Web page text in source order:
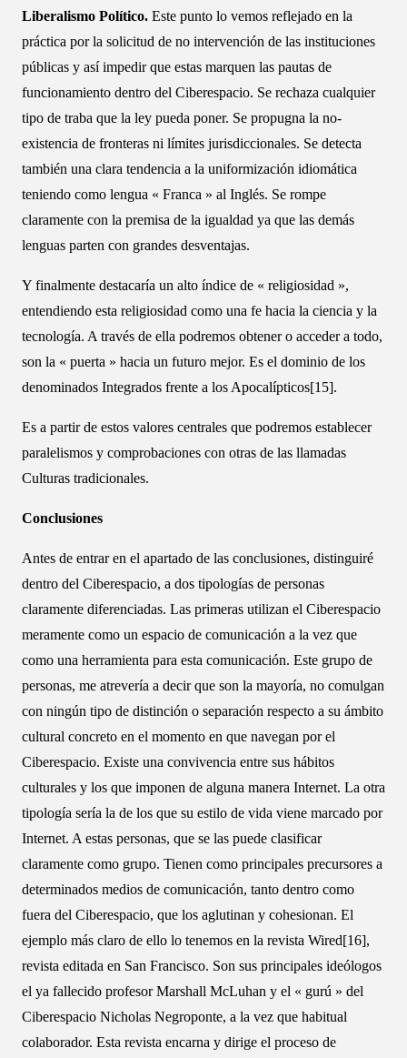
Liberalismo Político. Este punto lo vemos reflejado en la
práctica por la solicitud de no intervención de las instituciones
públicas y así impedir que estas marquen las pautas de
funcionamiento dentro del Ciberespacio. Se rechaza cualquier
tipo de traba que la ley pueda poner. Se propugna la no-
existencia de fronteras ni límites jurisdiccionales. Se detecta
también una clara tendencia a la uniformización idiomática
teniendo como lengua « Franca » al Inglés. Se rompe
claramente con la premisa de la igualdad ya que las demás
lenguas parten con grandes desventajas.
Y finalmente destacaría un alto índice de « religiosidad »,
entendiendo esta religiosidad como una fe hacia la ciencia y la
tecnología. A través de ella podremos obtener o acceder a todo,
son la « puerta » hacia un futuro mejor. Es el dominio de los
denominados Integrados frente a los Apocalípticos[15].
Es a partir de estos valores centrales que podremos establecer
paralelismos y comprobaciones con otras de las llamadas
Culturas tradicionales.
Conclusiones
Antes de entrar en el apartado de las conclusiones, distinguiré
dentro del Ciberespacio, a dos tipologías de personas
claramente diferenciadas. Las primeras utilizan el Ciberespacio
meramente como un espacio de comunicación a la vez que
como una herramienta para esta comunicación. Este grupo de
personas, me atrevería a decir que son la mayoría, no comulgan
con ningún tipo de distinción o separación respecto a su ámbito
cultural concreto en el momento en que navegan por el
Ciberespacio. Existe una convivencia entre sus hábitos
culturales y los que imponen de alguna manera Internet. La otra
tipología sería la de los que su estilo de vida viene marcado por
Internet. A estas personas, que se las puede clasificar
claramente como grupo. Tienen como principales precursores a
determinados medios de comunicación, tanto dentro como
fuera del Ciberespacio, que los aglutinan y cohesionan. El
ejemplo más claro de ello lo tenemos en la revista Wired[16],
revista editada en San Francisco. Son sus principales ideólogos
el ya fallecido profesor Marshall McLuhan y el « gurú » del
Ciberespacio Nicholas Negroponte, a la vez que habitual
colaborador. Esta revista encarna y dirige el proceso de